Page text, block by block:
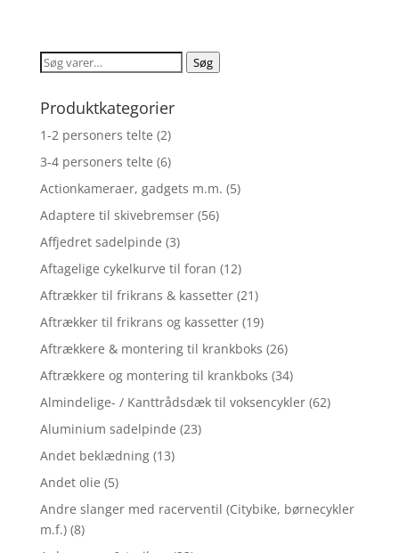
Søg
Søg
Produktkategorier
1-2 personers telte (2)
3-4 personers telte (6)
Actionkameraer, gadgets m.m. (5)
Adaptere til skivebremser (56)
Affjedret sadelpinde (3)
Aftagelige cykelkurve til foran (12)
Aftrækker til frikrans & kassetter (21)
Aftrækker til frikrans og kassetter (19)
Aftrækkere & montering til krankboks (26)
Aftrækkere og montering til krankboks (34)
Almindelige- / Kanttrådsdæk til voksencykler (62)
Aluminium sadelpinde (23)
Andet beklædning (13)
Andet olie (5)
Andre slanger med racerventil (Citybike, børnecykler
m.f.) (8)